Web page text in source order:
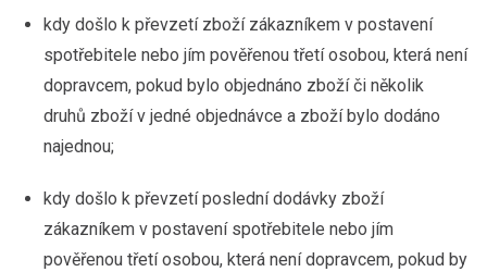
kdy došlo k převzetí zboží zákazníkem v postavení
spotřebitele nebo jím pověřenou třetí osobou, která není
dopravcem, pokud bylo objednáno zboží či několik
druhů zboží v jedné objednávce a zboží bylo dodáno
najednou;
kdy došlo k převzetí poslední dodávky zboží
zákazníkem v postavení spotřebitele nebo jím
pověřenou třetí osobou, která není dopravcem, pokud by